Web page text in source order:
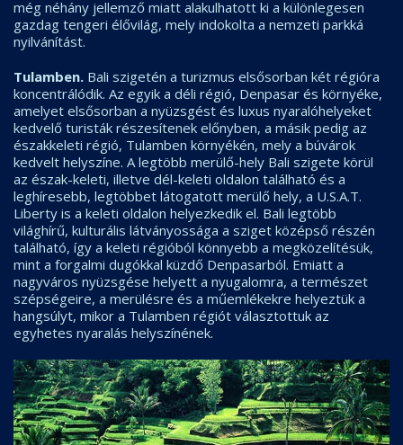
még néhány jellemző miatt alakulhatott ki a különlegesen
gazdag tengeri élővilág, mely indokolta a nemzeti parkká
nyilvánítást.
Tulamben. Bali szigetén a turizmus elsősorban két régióra
koncentrálódik. Az egyik a déli régió, Denpasar és környéke,
amelyet elsősorban a nyüzsgést és luxus nyaralóhelyeket
kedvelő turisták részesítenek előnyben, a másik pedig az
északkeleti régió, Tulamben környékén, mely a búvárok
kedvelt helyszíne. A legtöbb merülő-hely Bali szigete körül
az észak-keleti, illetve dél-keleti oldalon található és a
leghíresebb, legtöbbet látogatott merülő hely, a U.S.A.T.
Liberty is a keleti oldalon helyezkedik el. Bali legtöbb
világhírű, kulturális látványossága a sziget középső részén
található, így a keleti régióból könnyebb a megközelítésük,
mint a forgalmi dugókkal küzdő Denpasarból. Emiatt a
nagyváros nyüzsgése helyett a nyugalomra, a természet
szépségeire, a merülésre és a műemlékekre helyeztük a
hangsúlyt, mikor a Tulamben régiót választottuk az
egyhetes nyaralás helyszínének.